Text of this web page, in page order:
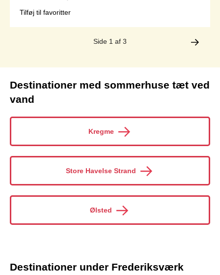
Tilføj til favoritter
Side 1 af 3
Destinationer med sommerhuse tæt ved
vand
Kregme
Store Havelse Strand
Ølsted
Destinationer under Frederiksværk